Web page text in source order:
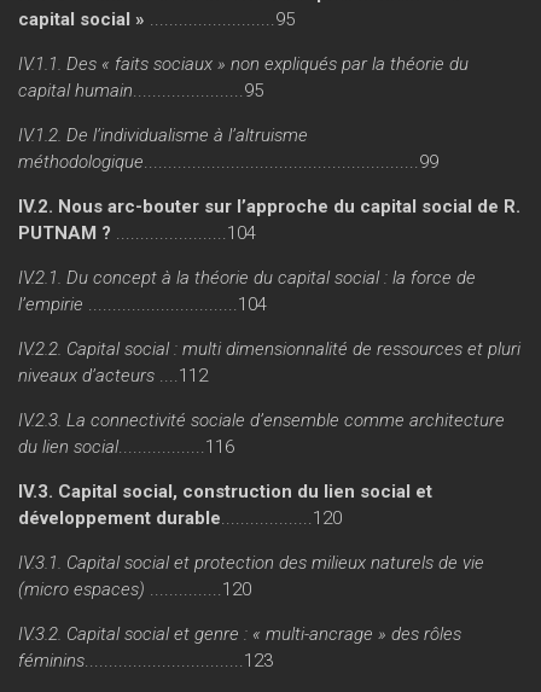
capital social »
..........................95
IV.1.1. Des « faits sociaux » non expliqués par la théorie du
capital humain .......................95
IV.1.2. De l’individualisme à l’altruisme
méthodologique .........................................................99
IV.2. Nous arc-bouter sur l’approche du capital social de R.
PUTNAM ?
.......................104
IV.2.1. Du concept à la théorie du capital social : la force de
l’empirie
...............................104
IV.2.2. Capital social : multi dimensionnalité de ressources et pluri
niveaux d’acteurs
....112
IV.2.3. La connectivité sociale d’ensemble comme architecture
du lien social..................116
IV.3. Capital social, construction du lien social et
développement durable ...................120
IV.3.1. Capital social et protection des milieux naturels de vie
(micro espaces)
...............120
IV.3.2. Capital social et genre : « multi-ancrage » des rôles
féminins .................................123